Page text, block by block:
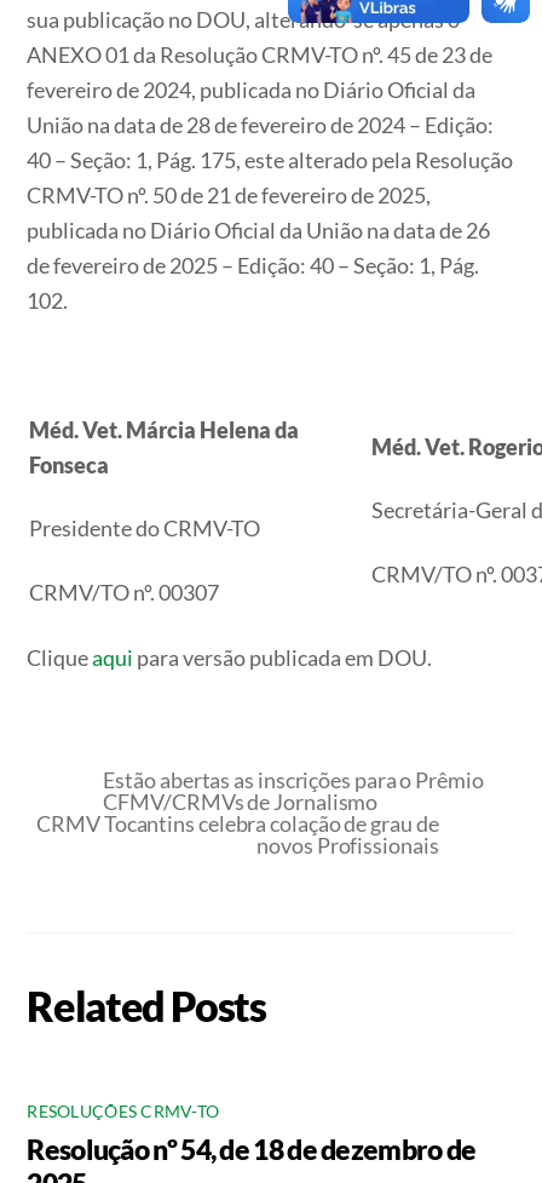
sua publicação no DOU, alterando-se apenas o
ANEXO 01 da Resolução CRMV-TO nº. 45 de 23 de
fevereiro de 2024, publicada no Diário Oficial da
União na data de 28 de fevereiro de 2024 – Edição:
40 – Seção: 1, Pág. 175, este alterado pela Resolução
CRMV-TO nº. 50 de 21 de fevereiro de 2025,
publicada no Diário Oficial da União na data de 26
de fevereiro de 2025 – Edição: 40 – Seção: 1, Pág.
102.
Méd. Vet.Márcia Helena da
Fonseca
Presidente do CRMV-TO
CRMV/TO nº. 00307
Méd. Vet.
Secretária-Geral
CRMV/TO nº.
Cliqueaqui para versão publicada em DOU.
Estão abertas as inscrições para o Prêmio
CFMV/CRMVs de Jornalismo
CRMV Tocantins celebra colação de grau de
novos Profissionais
Related Posts
RESOLUÇÕES CRMV-TO
Resolução nº 54, de 18 de dezembro de